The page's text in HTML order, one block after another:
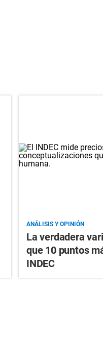
ANÁLISIS Y OPINIÓN
La verdadera
que 10 puntos
INDEC